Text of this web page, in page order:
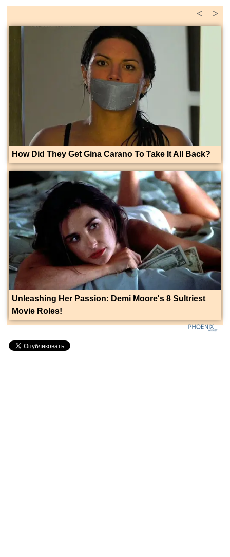
>
<
How Did They Get Gina Carano To Take It All Back?
Unleashing Her Passion: Demi Moore's 8 Sultriest
Movie Roles!